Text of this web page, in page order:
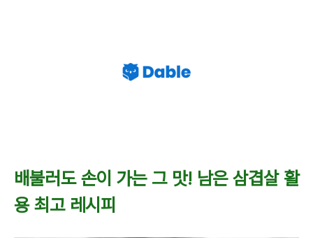
배불러도 손이 가는 그 맛! 남은 삼겹살 활
용 최고 레시피